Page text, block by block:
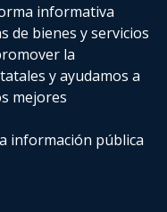
informativa
de bienes y servicios
la
y ayudamos a
mejores
información pública